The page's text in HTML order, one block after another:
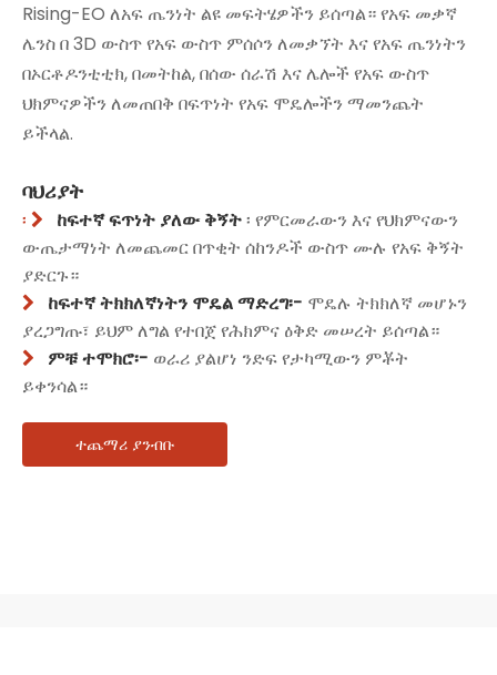
Rising-EO ለአፍ ጤንነት ልዩ መፍትሄዎችን ይሰጣል። የአፍ መቃኛ
ሌንስ በ 3D ውስጥ የአፍ ውስጥ ምሰሶን ለመቃኘት እና የአፍ ጤንነትን
በኦርቶዶንቲቲክ, በመትከል, በሰው ሰራሽ እና ሌሎች የአፍ ውስጥ
ህክምናዎችን ለመጠበቅ በፍጥነት የአፍ ሞዴሎችን ማመንጨት
ይችላል.
ባህሪያት
፡  ከፍተኛ ፍጥነት ያለው ቅኝት፡ የምርመራውን እና የህክምናውን
ውጤታማነት ለመጨመር በጥቂት ሰከንዶች ውስጥ ሙሉ የአፍ ቅኝት
ያድርጉ።
 ከፍተኛ ትክክለኛነትን ሞዴል ማድረግ፡- ሞዴሉ ትክክለኛ መሆኑን
ያረጋግጡ፣ ይህም ለግል የተበጀ የሕክምና ዕቅድ መሠረት ይሰጣል።
 ምቹ ተሞክሮ፡- ወራሪ ያልሆነ ንድፍ የታካሚውን ምቾት
ይቀንሳል።
ተጨማሪ ያንብቡ